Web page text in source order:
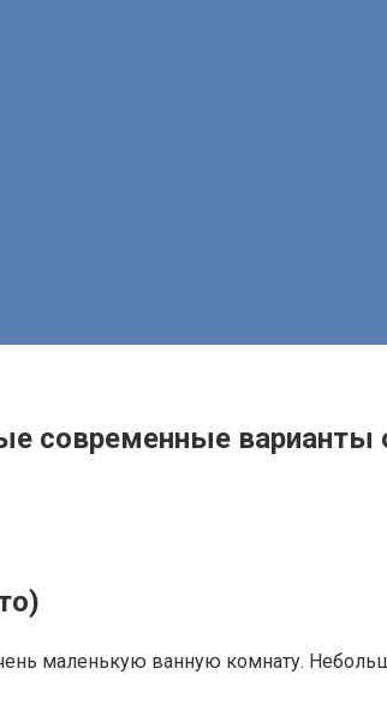
современные варианты
маленькую ванную комнату.